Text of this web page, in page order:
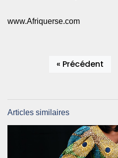
www.Afriquerse.com
« Précédent
Articles similaires